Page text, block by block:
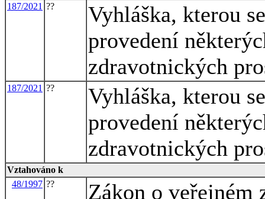
187/2021 ??
Vyhláška, kterou
provedení
zdravotnických
187/2021 ??
Vyhláška, kterou
provedení
zdravotnických
Vztahováno k
48/1997 ??
Zákon o veřejném